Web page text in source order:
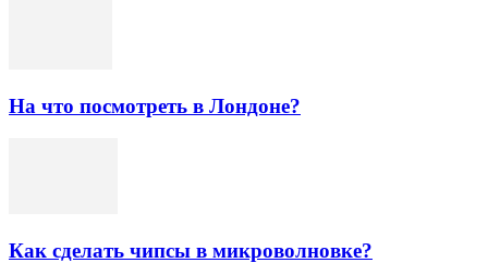
На что посмотреть в Лондоне?
Как сделать чипсы в микроволновке?